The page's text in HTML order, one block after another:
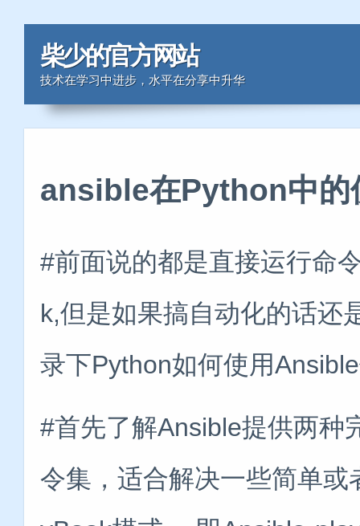
柴少的官方网站
技术在学习中进步，水平在分享中升华
ansible在Python中的
#前面说的都是直接运行命
k,但是如果搞自动化的话还
录下Python如何使用
#首先了解Ansible提供两种
令集，适合解决一些简单